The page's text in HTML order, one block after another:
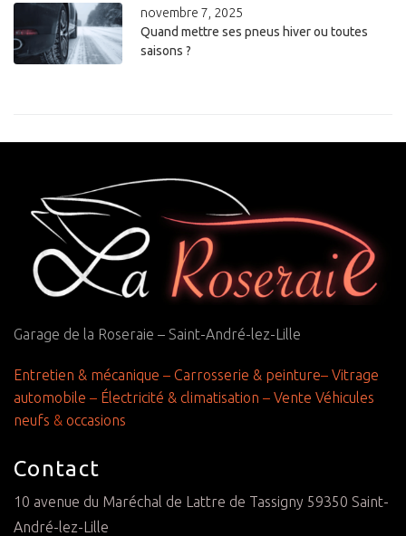
novembre 7, 2025
Quand mettre ses pneus hiver ou toutes
saisons ?
Garage de la Roseraie – Saint-André-lez-Lille
Entretien & mécanique – Carrosserie & peinture– Vitrage
automobile – Électricité & climatisation – Vente Véhicules
neufs & occasions
Contact
10 avenue du Maréchal de Lattre de Tassigny 59350 Saint-
André-lez-Lille